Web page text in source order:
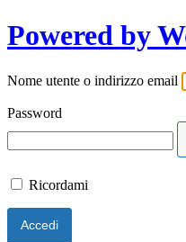
Powered by
Nome utente o indirizzo email
Password
Ricordami